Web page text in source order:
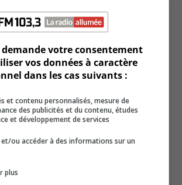
2021 à 08h00
de l’actualité du mois
demande votre consentement
vos données à caractère
dans les cas suivants :
et contenu personnalisés, mesure de
des publicités et du contenu, études
et développement de services
ou accéder à des informations sur un
plus